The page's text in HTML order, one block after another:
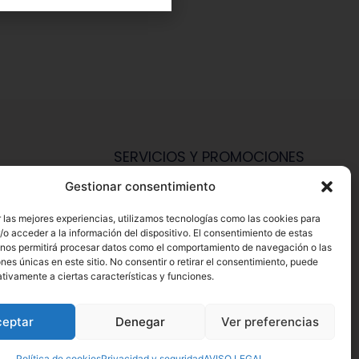
Gestionar consentimiento
las mejores experiencias, utilizamos tecnologías como las cookies para
o acceder a la información del dispositivo. El consentimiento de estas
permitirá procesar datos como el comportamiento de navegación o las
únicas en este sitio. No consentir o retirar el consentimiento, puede
a ciertas características y funciones.
Denegar Ver preferencias
SERVICIOS Y PROMOCIONES
Hazte Miembro Herbalife
Consulta Nutrición Gratis
Descuentos Vip Herbalife
a Herbalife.es – Desarrollo Web por